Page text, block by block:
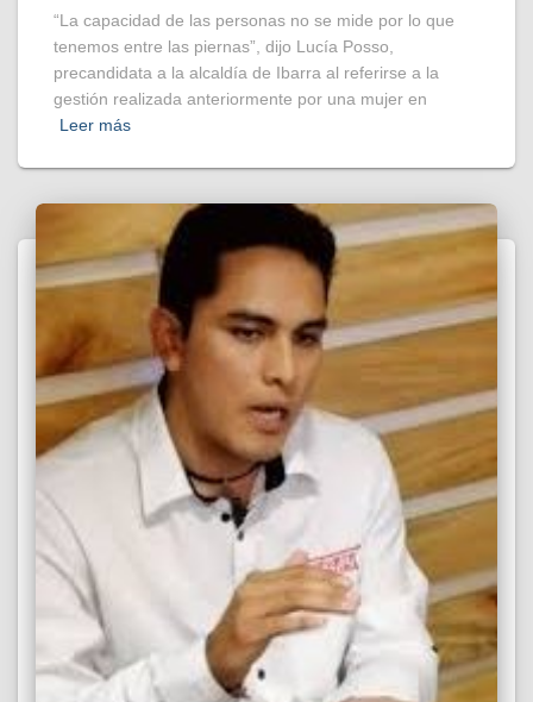
“La capacidad de las personas no se mide por lo que
tenemos entre las piernas”, dijo Lucía Posso,
precandidata a la alcaldía de Ibarra al referirse a la
gestión realizada anteriormente por una mujer en
Leer más